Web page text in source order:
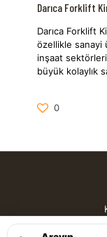
Darıca Forklift
Darıca Forklift
özellikle sanayi
inşaat
büyük kolaylık
0